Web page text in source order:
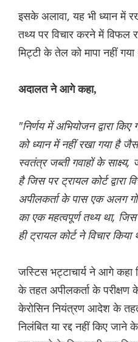
इसके अलावा, यह भी ध्यान में
तथ्य पर विचार करने में विफल
मिट्टी के तेल को मापा नहीं गया
अदालत ने आगे कहा,
"निर्णय में अभियोजन द्वारा
को ध्यान में नहीं रखा गया है
स्वतंत्र जब्ती गवाहों के
है जिस पर ट्रायल कोर्ट द्वारा
अपीलकर्ता के पास एक अलग
का एक महत्वपूर्ण तथ्य था,
ही ट्रायल कोर्ट ने विचार किया
जस्टिस भट्टाचार्य ने आगे कहा
के तहत अपीलकर्ता के
केरोसिन नियंत्रण आदेश के
निलंबित या रद्द नहीं किए जाने